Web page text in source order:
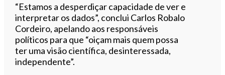
“Estamos a desperdiçar capacidade de ver e
interpretar os dados”, conclui Carlos Robalo
Cordeiro, apelando aos responsáveis
políticos para que “oiçam mais quem possa
ter uma visão científica, desinteressada,
independente”.